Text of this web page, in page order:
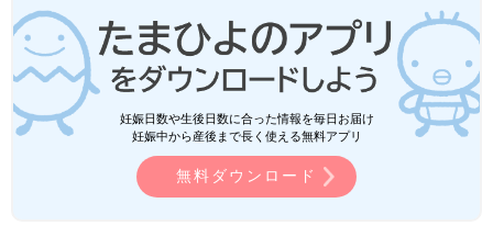
妊娠日数や生後日数に合った情報を毎日お届け
妊娠中から産後まで長く使える無料アプリ
無料ダウンロード